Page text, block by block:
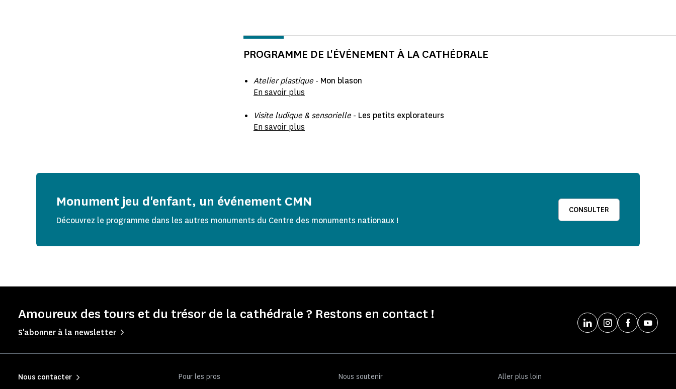
PROGRAMME DE L'ÉVÉNEMENT À LA CATHÉDRALE
Atelier plastique - Mon blason
En savoir plus
Visite ludique & sensorielle - Les petits explorateurs
En savoir plus
Monument jeu d'enfant, un événement CMN
Découvrez le programme dans les autres monuments du Centre des monuments nationaux !
CONSULTER
Amoureux des tours et du trésor de la cathédrale ? Restons en contact !
S'abonner à la newsletter
Pour les pros
Nous soutenir
Aller plus loin
Nous contacter